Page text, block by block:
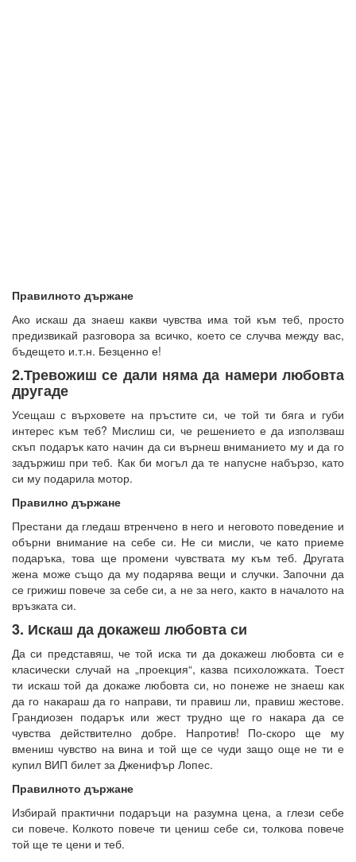
Правилното държане
Ако искаш да знаеш какви чувства има той към теб, просто
предизвикай разговора за всичко, което се случва между вас,
бъдещето и.т.н. Безценно е!
2.Тревожиш се дали няма да намери любовта
другаде
Усещаш с върховете на пръстите си, че той ти бяга и губи
интерес към теб? Мислиш си, че решението е да използваш
скъп подарък като начин да си върнеш вниманието му и да го
задържиш при теб. Как би могъл да те напусне набързо, като
си му подарила мотор.
Правилно държане
Престани да гледаш втренчено в него и неговото поведение и
обърни внимание на себе си. Не си мисли, че като приеме
подаръка, това ще промени чувствата му към теб. Другата
жена може също да му подарява вещи и случки. Започни да
се грижиш повече за себе си, а не за него, както в началото на
връзката си.
3. Искаш да докажеш любовта си
Да си представяш, че той иска ти да докажеш любовта си е
класически случай на „проекция“, казва психоложката. Тоест
ти искаш той да докаже любовта си, но понеже не знаеш как
да го накараш да го направи, ти правиш ли, правиш жестове.
Грандиозен подарък или жест трудно ще го накара да се
чувства действително добре. Напротив! По-скоро ще му
вмениш чувство на вина и той ще се чуди защо още не ти е
купил ВИП билет за Дженифър Лопес.
Правилното държане
Избирай практични подаръци на разумна цена, а глези себе
си повече. Колкото повече ти цениш себе си, толкова повече
той ще те цени и теб.